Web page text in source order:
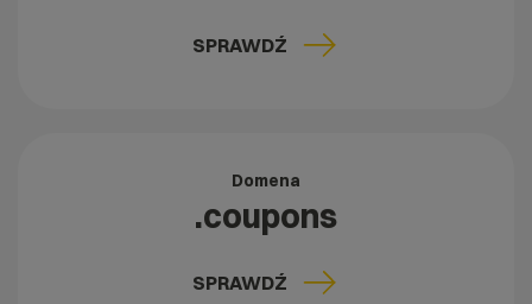
SPRAWDŹ
Domena
.coupons
SPRAWDŹ